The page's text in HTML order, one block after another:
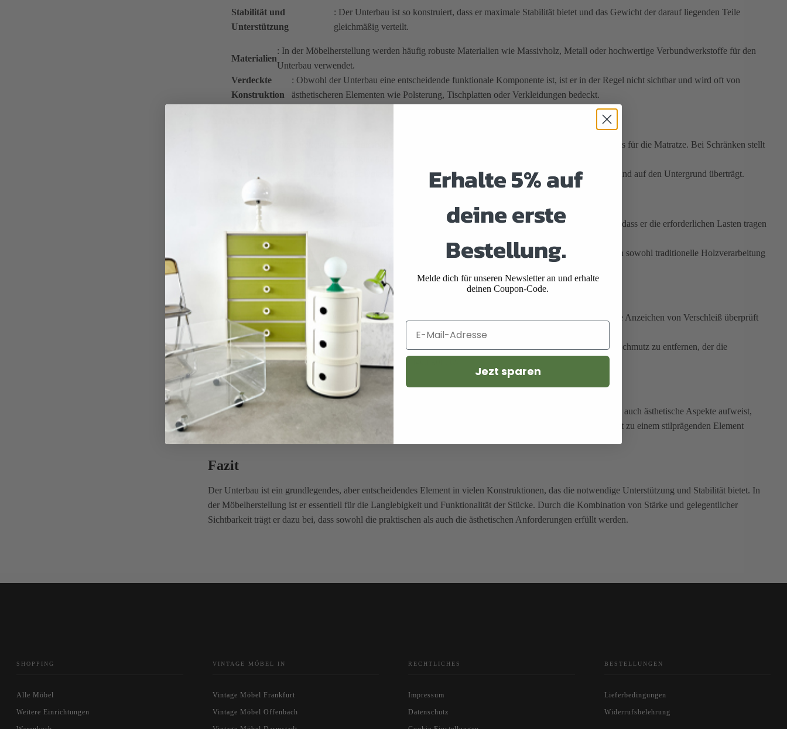
Stabilität und
Unterstützung
: Der Unterbau ist so konstruiert, dass er maximale Stabilität bietet und das Gewicht der darauf liegenden Teile
gleichmäßig verteilt.
Materialien
: In der Möbelherstellung werden häufig robuste Materialien wie Massivholz, Metall oder hochwertige Verbundwerkstoffe für den
Unterbau verwendet.
Verdeckte
Konstruktion
: Obwohl der Unterbau eine entscheidende funktionale Komponente ist, ist er in der Regel nicht sichtbar und wird oft von
ästhetischeren Elementen wie Polsterung, Tischplatten oder Verkleidungen bedeckt.
: Bei Sofas unterstützt der Unterbau die Sitzflächen und Rückenlehnen. Bei Betten dient er als Basis für die Matratze. Bei Schränken stellt
: In Gebäuden bildet der Unterbau das Fundament, das die Lasten der oberen Strukturen trägt und auf den Untergrund überträgt.
Herstellung und Techniken
Konstruktionsprinzipien
: Der Unterbau muss sorgfältig geplant und gebaut werden, um sicherzustellen, dass er die erforderlichen Lasten tragen
Fertigungsmethoden
: Moderne Herstellungstechniken für Unterbauten in der Möbelproduktion umfassen sowohl traditionelle Holzverarbeitung
als auch fortschrittliche Metallbearbeitung und Schweißtechniken.
Pflege und Erhaltung
Inspektion und
Wartung
: Der Unterbau von Möbeln sollte regelmäßig auf lose Verbindungen, Risse oder andere Anzeichen von Verschleiß überprüft
werden, insbesondere bei intensiv genutzten Gegenständen.
Reinigung
: Obwohl der Unterbau oft verdeckt ist, kann eine gelegentliche Reinigung helfen, Staub und Schmutz zu entfernen, der die
Materialien im Laufe der Zeit beschädigen könnte.
Integration in moderne Räume
In der modernen Möbelgestaltung kann der Unterbau so konstruiert werden, dass er zusätzlich zur Funktionalität auch ästhetische Aspekte aufweist,
insbesondere bei Gegenständen, bei denen er sichtbar ist. Bei minimalistischen Designs kann der Unterbau selbst zu einem stilprägenden Element
Fazit
Der Unterbau ist ein grundlegendes, aber entscheidendes Element in vielen Konstruktionen, das die notwendige Unterstützung und Stabilität bietet. In
der Möbelherstellung ist er essentiell für die Langlebigkeit und Funktionalität der Stücke. Durch die Kombination von Stärke und gelegentlicher
Sichtbarkeit trägt er dazu bei, dass sowohl die praktischen als auch die ästhetischen Anforderungen erfüllt werden.
SHOPPING
Alle Möbel
Weitere Einrichtungen
VINTAGE MÖBEL IN
Vintage Möbel Frankfurt
Vintage Möbel Offenbach
RECHTLICHES
Impressum
Datenschutz
BESTELLUNGEN
Lieferbedingungen
Widerrufsbelehrung
Erhalte 5% auf
deine erste
Bestellung.
Melde dich für unseren Newsletter an und erhalte
deinen Coupon-Code.
Jezt sparen